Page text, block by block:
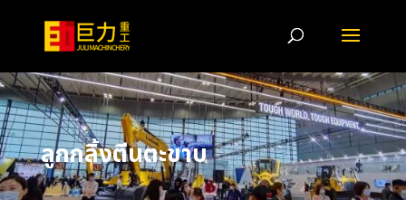
ลูกกลิ้งตีนตะขาบ